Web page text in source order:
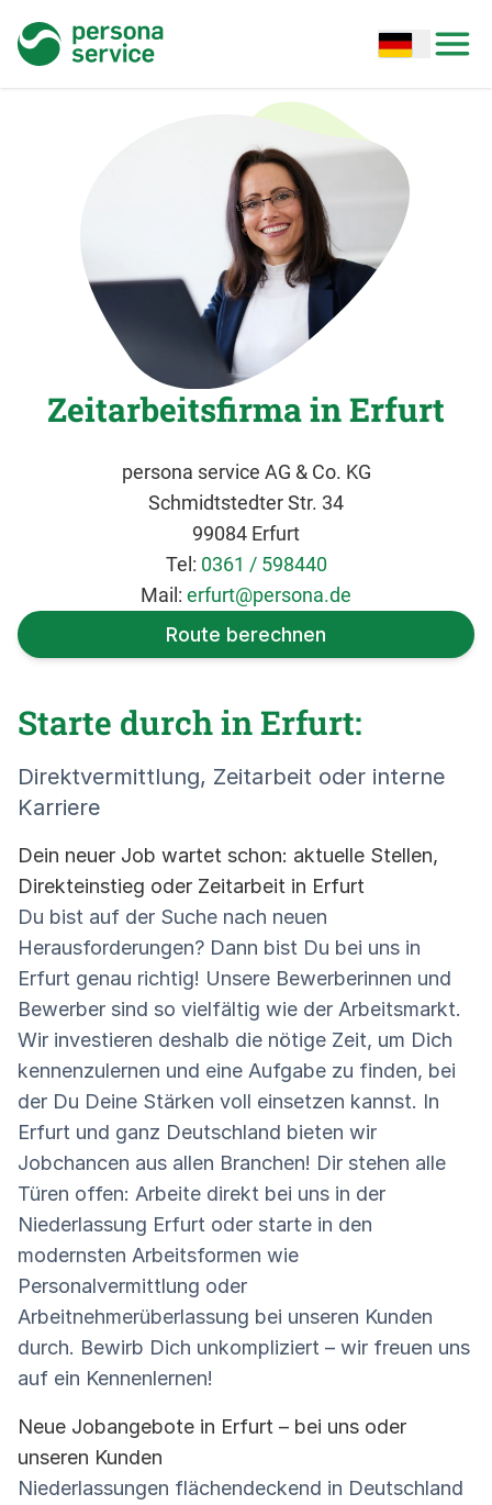
persona service Open options
Zeitarbeitsfirma in Erfurt
persona service AG & Co. KG
Schmidtstedter Str. 34
99084 Erfurt
Tel: 0361 / 598440
Mail: erfurt@persona.de
Route berechnen
Starte durch in Erfurt:
Direktvermittlung, Zeitarbeit oder interne
Karriere
Dein neuer Job wartet schon: aktuelle Stellen,
Direkteinstieg oder Zeitarbeit in Erfurt
Du bist auf der Suche nach neuen
Herausforderungen? Dann bist Du bei uns in
Erfurt genau richtig! Unsere Bewerberinnen und
Bewerber sind so vielfältig wie der Arbeitsmarkt.
Wir investieren deshalb die nötige Zeit, um Dich
kennenzulernen und eine Aufgabe zu finden, bei
der Du Deine Stärken voll einsetzen kannst. In
Erfurt und ganz Deutschland bieten wir
Jobchancen aus allen Branchen! Dir stehen alle
Türen offen: Arbeite direkt bei uns in der
Niederlassung Erfurt oder starte in den
modernsten Arbeitsformen wie
Personalvermittlung oder
Arbeitnehmerüberlassung bei unseren Kunden
durch. Bewirb Dich unkompliziert – wir freuen uns
auf ein Kennenlernen!
Neue Jobangebote in Erfurt – bei uns oder
unseren Kunden
Niederlassungen flächendeckend in Deutschland